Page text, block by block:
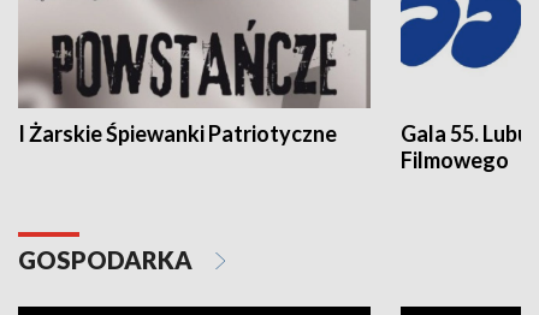
I Żarskie Śpiewanki Patriotyczne
Gala 55.
Filmowego
GOSPODARKA